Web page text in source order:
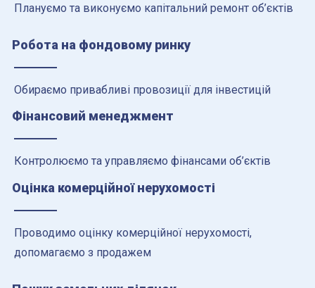
Плануємо та виконуємо капітальний ремонт об’єктів
Робота на фондовому ринку
Обираємо привабливі провозиції для інвестицій
Фінансовий менеджмент
Контролюємо та управляємо фінансами об’єктів
Оцінка комерційної нерухомості
Проводимо оцінку комерційної нерухомості,
допомагаємо з продажем